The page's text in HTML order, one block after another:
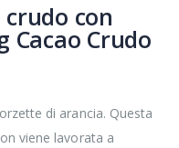
con
Cacao Crudo
di arancia. Questa
viene lavorata a